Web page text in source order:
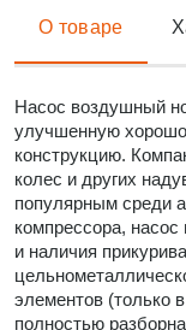
О товаре
Насос воздушный
улучшенную
конструкцию.
колес и других
популярным среди
компрессора, насос
и наличия
элементов (только
полностью